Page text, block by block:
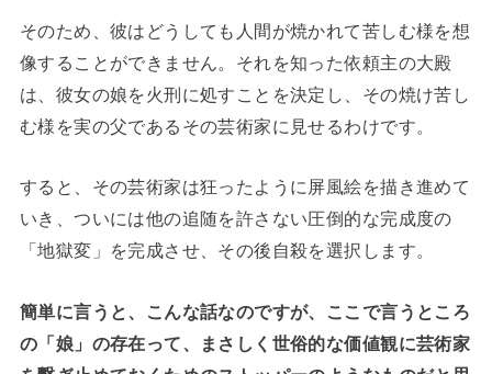
そのため、彼はどうしても人間が焼かれて苦しむ様を想
像することができません。それを知った依頼主の大殿
は、彼女の娘を火刑に処すことを決定し、その焼け苦し
む様を実の父であるその芸術家に見せるわけです。
すると、その芸術家は狂ったように屏風絵を描き進めて
いき、ついには他の追随を許さない圧倒的な完成度の
「地獄変」を完成させ、その後自殺を選択します。
簡単に言うと、こんな話なのですが、ここで言うところ
の「娘」の存在って、まさしく世俗的な価値観に芸術家